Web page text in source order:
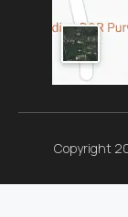
Copyright